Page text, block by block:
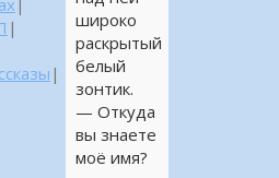
широко
раскрытый
белый
зонтик.
— Откуда
вы знаете
моё имя?
|
|